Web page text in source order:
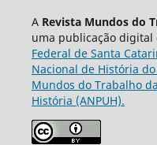
A Revista Mundos do
uma publicação digital
Federal de Santa
Nacional de História
Mundos do Trabalho
História (ANPUH).